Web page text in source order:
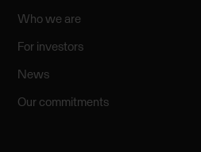
Who we are
For investors
News
Our commitments